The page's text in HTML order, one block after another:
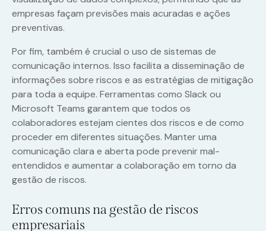
empresas façam previsões mais acuradas e ações
preventivas.
Por fim, também é crucial o uso de sistemas de
comunicação internos. Isso facilita a disseminação de
informações sobre riscos e as estratégias de mitigação
para toda a equipe. Ferramentas como Slack ou
Microsoft Teams garantem que todos os
colaboradores estejam cientes dos riscos e de como
proceder em diferentes situações. Manter uma
comunicação clara e aberta pode prevenir mal-
entendidos e aumentar a colaboração em torno da
gestão de riscos.
Erros comuns na gestão de riscos
empresariais